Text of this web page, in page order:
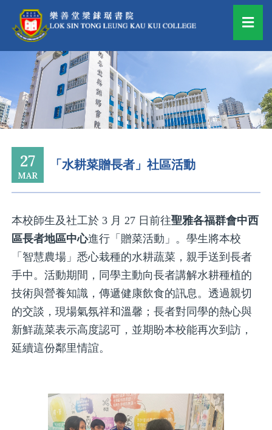
27
MAR
「水耕菜贈長者」社區活動
本校師生及社工於 3 月 27 日前往聖雅各福群會中西
區長者地區中心進行「贈菜活動」。學生將本校
「智慧農場」悉心栽種的水耕蔬菜，親手送到長者
手中。活動期間，同學主動向長者講解水耕種植的
技術與營養知識，傳遞健康飲食的訊息。透過親切
的交談，現場氣氛祥和溫馨；長者對同學的熱心與
新鮮蔬菜表示高度認可，並期盼本校能再次到訪，
延續這份鄰里情誼。